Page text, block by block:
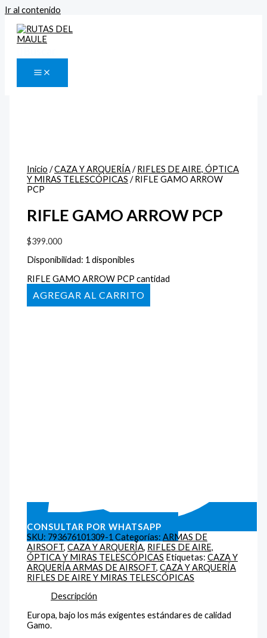
Ir al contenido
Inicio /CAZA Y ARQUERÍA/RIFLES DE AIRE, ÓPTICA
Y MIRAS TELESCÓPICAS / RIFLE GAMO ARROW
PCP
RIFLE GAMO ARROW PCP
$399.000
Disponibilidad: 1 disponibles
RIFLE GAMO ARROW PCP cantidad
AÑADIR AL CARRITO
CONSULTAR POR WHATSAPP
SKU: 793676101309-1 Categorías:ARMAS DE
AIRSOFT,CAZA Y ARQUERÍA, RIFLES DE AIRE,
ÓPTICA Y MIRAS TELESCÓPICAS Etiquetas:CAZA Y
ARQUERÍA ARMAS DE AIRSOFT,CAZA Y ARQUERÍA
RIFLES DE AIRE Y MIRAS TELESCÓPICAS
Descripción
Europa, bajo los más exigentes estándares de calidad
Gamo.